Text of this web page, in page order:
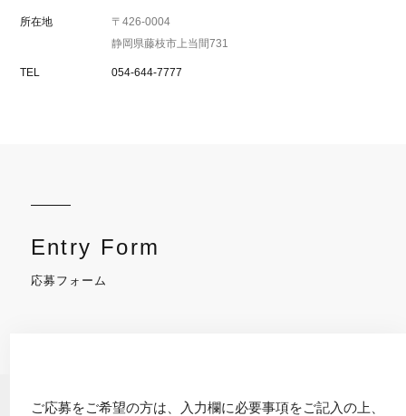
所在地
〒426-0004
静岡県藤枝市上当間731
TEL 054-644-7777
Entry Form
応募フォーム
ご応募をご希望の方は、入力欄に必要事項をご記入の上、